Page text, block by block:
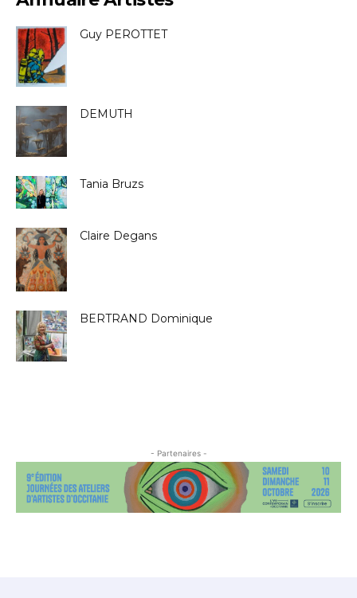
Guy PEROTTET
DEMUTH
Tania Bruzs
Claire Degans
BERTRAND Dominique
- Partenaires -